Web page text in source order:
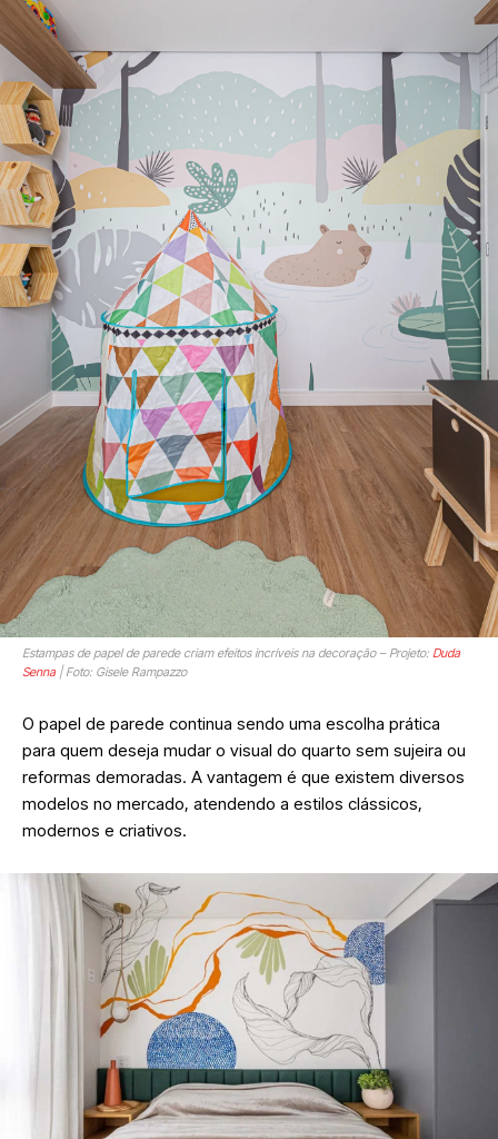
Estampas de papel de parede criam efeitos incríveis na decoração – Projeto: Duda
Senna| Foto: Gisele Rampazzo
O papel de parede continua sendo uma escolha prática
para quem deseja mudar o visual do quarto sem sujeira ou
reformas demoradas. A vantagem é que existem diversos
modelos no mercado, atendendo a estilos clássicos,
modernos e criativos.